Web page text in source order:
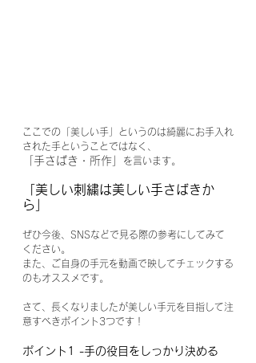
ここでの「美しい手」というのは綺麗にお手入れ
された手ということではなく、
「手さばき・所作」 を言います。
「美しい刺繍は美しい手さばきか
ら」
ぜひ今後、SNSなどで見る際の参考にしてみて
ください。
また、ご自身の手元を動画で映してチェックする
のもオススメです。
さて、長くなりましたが美しい手元を目指して注
意すべきポイント3つです！
ポイント1 -手の役目をしっかり決める